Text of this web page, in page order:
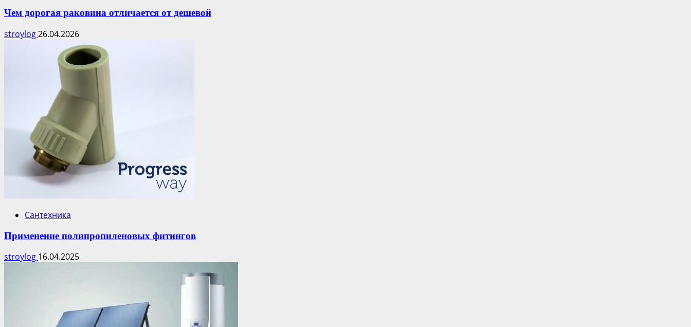
Чем дорогая раковина отличается от дешевой
stroylog26.04.2026
Сантехника
Применение полипропиленовых фитингов
stroylog 16.04.2025